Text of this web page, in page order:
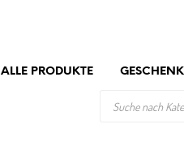
ALLE PRODUKTE